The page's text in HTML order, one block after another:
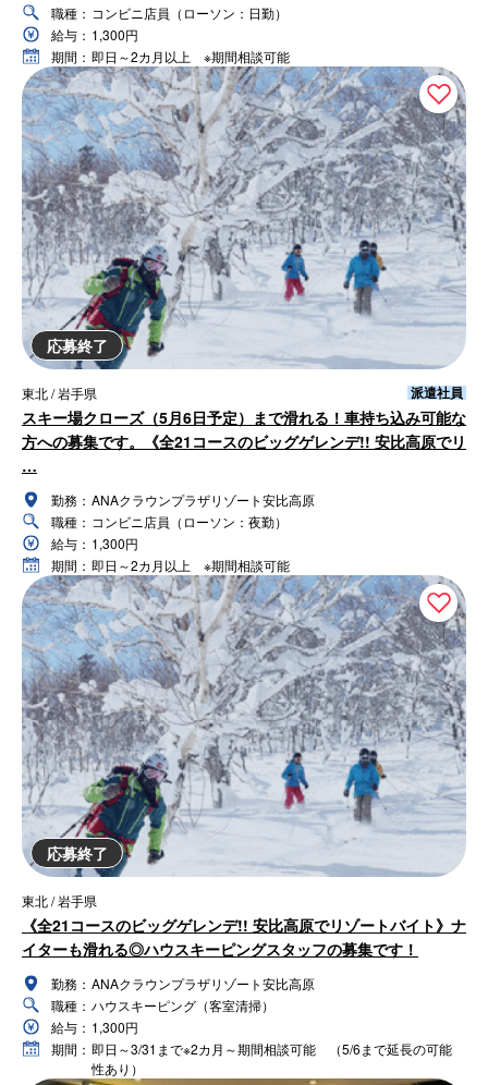
職種： コンビニ店員（ローソン：日勤）
給与： 1,300円
期間： 即日～2カ月以上 ※期間相談可能
応募終了
東北 / 岩手県 派遣社員
スキー場クローズ（5月6日予定）まで滑れる！車持ち込み可能な
方への募集です。《全21コースのビッグゲレンデ!! 安比高原でリ
…
勤務： ANAクラウンプラザリゾート安比高原
職種： コンビニ店員（ローソン：夜勤）
給与： 1,300円
期間： 即日～2カ月以上 ※期間相談可能
応募終了
東北 / 岩手県
《全21コースのビッグゲレンデ!! 安比高原でリゾートバイト》ナ
イターも滑れる◎ハウスキーピングスタッフの募集です！
勤務： ANAクラウンプラザリゾート安比高原
職種： ハウスキーピング（客室清掃）
給与： 1,300円
期間： 即日～3/31まで※2カ月～期間相談可能 （5/6まで延長の可能
性あり）